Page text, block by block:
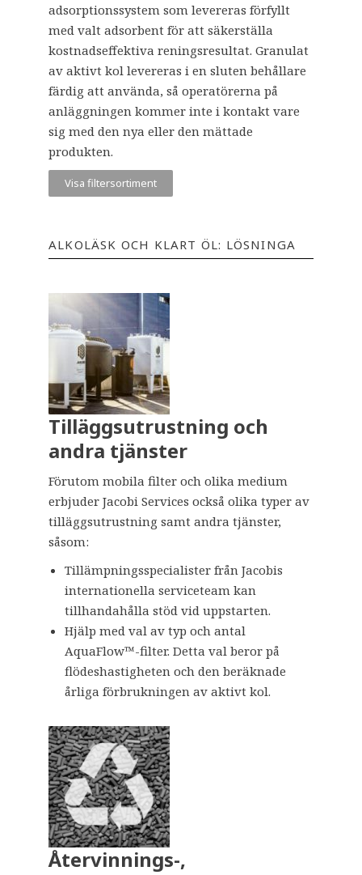
adsorptionssystem som levereras förfyllt
med valt adsorbent för att säkerställa
kostnadseffektiva reningsresultat. Granulat
av aktivt kol levereras i en sluten behållare
färdig att använda, så operatörerna på
anläggningen kommer inte i kontakt vare
sig med den nya eller den mättade
produkten.
Visa filtersortiment
ALKOLÄSK OCH KLART ÖL: LÖSNINGA
Tilläggsutrustning och
andra tjänster
Förutom mobila filter och olika medium
erbjuder Jacobi Services också olika typer av
tilläggsutrustning samt andra tjänster,
såsom:
Tillämpningsspecialister från Jacobis
internationella serviceteam kan
tillhandahålla stöd vid uppstarten.
Hjälp med val av typ och antal
AquaFlow™-filter. Detta val beror på
flödeshastigheten och den beräknade
årliga förbrukningen av aktivt kol.
Återvinnings-,